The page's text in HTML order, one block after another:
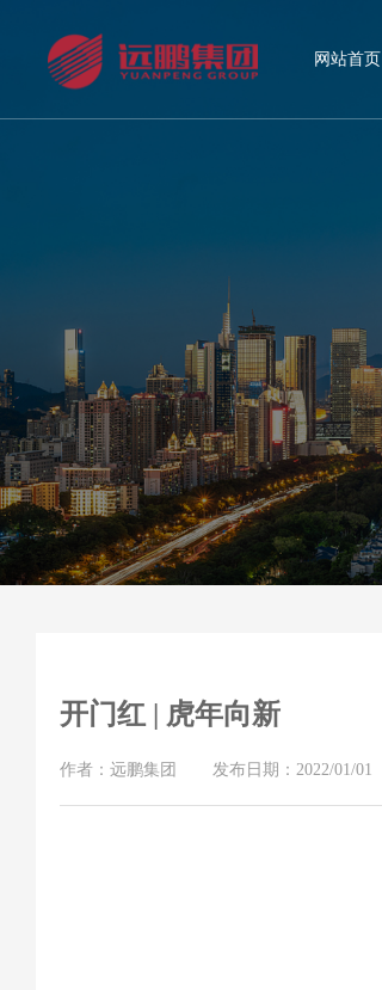
人力资源
联系我们
网站首页
开门红 | 虎年向新
作者：远鹏集团 发布日期：2022/01/01